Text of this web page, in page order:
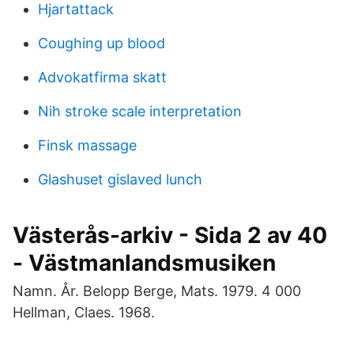
Hjartattack
Coughing up blood
Advokatfirma skatt
Nih stroke scale interpretation
Finsk massage
Glashuset gislaved lunch
Västerås-arkiv - Sida 2 av 40
- Västmanlandsmusiken
Namn. År. Belopp Berge, Mats. 1979. 4 000
Hellman, Claes. 1968.